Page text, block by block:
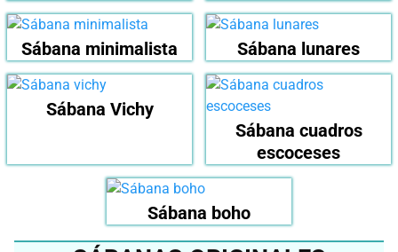
Sábana minimalista Sábana lunares
Sábana Vichy
Sábana cuadros
escoceses
Sábana boho